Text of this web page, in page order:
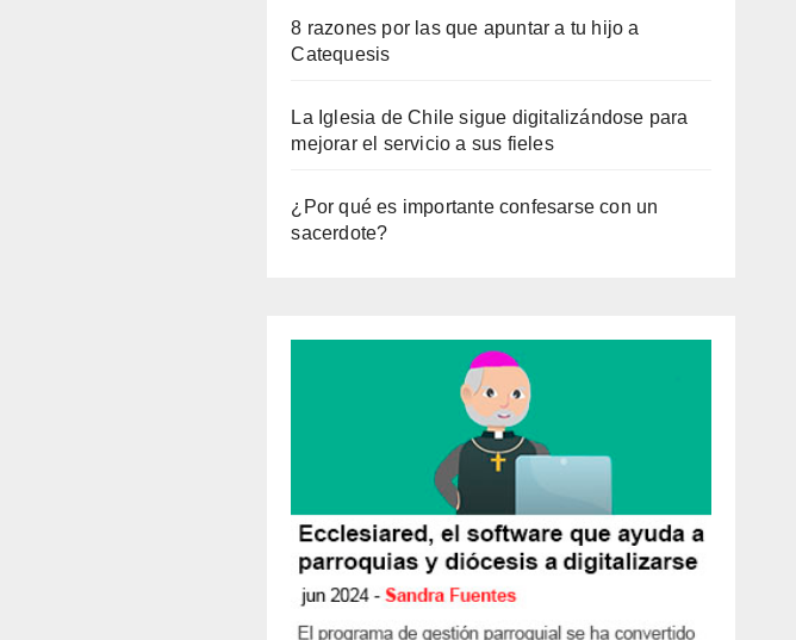
8 razones por las que apuntar a tu hijo a
Catequesis
La Iglesia de Chile sigue digitalizándose para
mejorar el servicio a sus fieles
¿Por qué es importante confesarse con un
sacerdote?